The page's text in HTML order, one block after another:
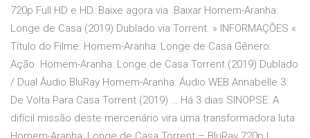
720p Full HD e HD. Baixe agora via Baixar Homem-Aranha:
Longe de Casa (2019) Dublado via Torrent. » INFORMAÇÕES «
Título do Filme: Homem-Aranha: Longe de Casa Gênero:
Ação Homem-Aranha: Longe de Casa Torrent (2019) Dublado
/ Dual Áudio BluRay Homem-Aranha: Áudio WEB Annabelle 3:
De Volta Para Casa Torrent (2019) … Há 3 dias SINOPSE: A
difícil missão deste mercenário vira uma transformadora luta